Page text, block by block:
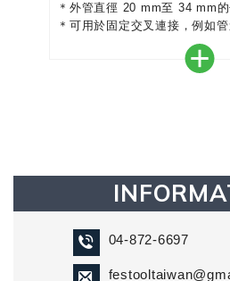
＊外管直徑 20 mm至 34 mm
＊可用於固定交叉連接，例如
選項，例如用於燈、自行車等
＊360°靈活預定位，透過16步
04-872-6697